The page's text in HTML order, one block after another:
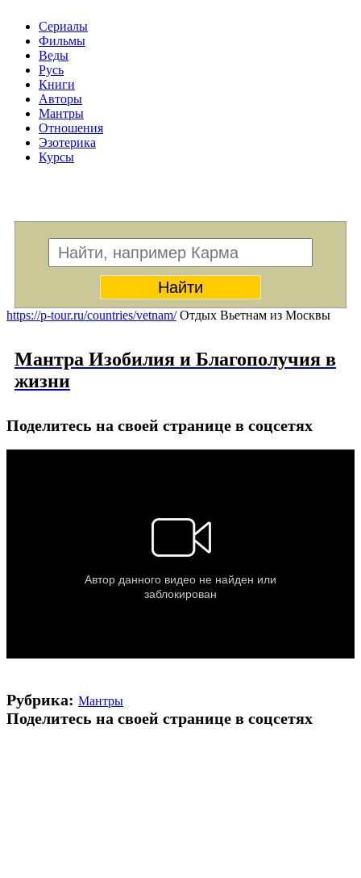
Сериалы
Фильмы
Веды
Русь
Книги
Авторы
Мантры
Отношения
Эзотерика
Курсы
https://p-tour.ru/countries/vetnam/Отдых Вьетнам из Москвы
Мантра Изобилия и Благополучия в
жизни
Поделитесь на своей странице в соцсетях
Рубрика: Мантры
Поделитесь на своей странице в соцсетях